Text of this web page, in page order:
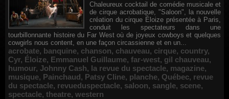
Chaleureux cocktail de comédie musicale et
de cirque acrobatique, "Saloon", la nouvelle
création du cirque Éloize présentée à Paris,
conduit les spectateurs dans une
tourbillonnante histoire du Far West où de joyeux cowboys et quelques
cowgirls nous content, en une façon circassienne et en un...
acrobate, banquine, chanson, chauveau, cirque, country,
Cyr, Éloize, Emmanuel Guillaume, far-west, gil chauveau,
humour, Johnny Cash, la revue du spectacle, magazine,
musique, Painchaud, Patsy Cline, planche, Québec, revue
du spectacle, revueduspectacle, saloon, sangle, scene,
spectacle, theatre, western